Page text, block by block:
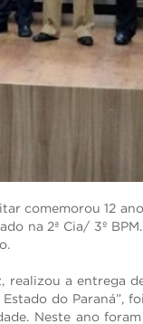
comemorou 12
na 2ª Cia/ 3º
realizou a entrega
do Paraná”,
Neste ano